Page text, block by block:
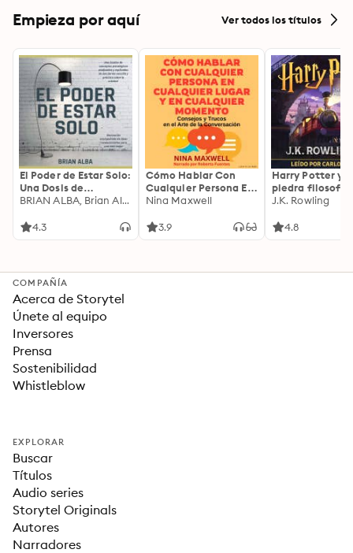
Empieza por aquí Ver todos los títulos
El Poder de Estar Solo:
Una Dosis de
Motivación
Ideas Revolucionarias
BRIAN ALBA, Brian Alba
4.3
Cómo Hablar Con
Cualquier Persona En
Cualquier Lugar Y En
Nina Maxwell
3.9
Harry Potter y
piedra filosofal
J.K. Rowling
4.8
COMPAÑÍA
Acerca de Storytel
Únete al equipo
Inversores
Prensa
Sostenibilidad
Whistleblow
EXPLORAR
Buscar
Títulos
Audio series
Storytel Originals
Autores
Narradores